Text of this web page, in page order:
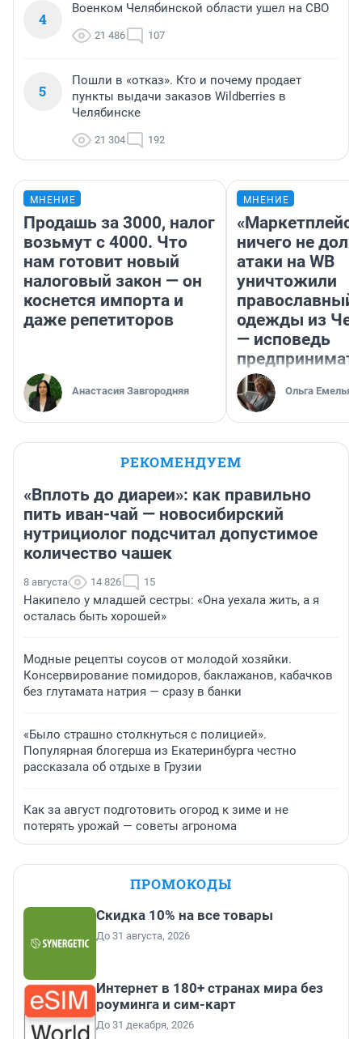
4
Военком Челябинской области ушел на СВО
21 486 107
5
Пошли в «отказ». Кто и почему продает
пункты выдачи заказов Wildberries в
Челябинске
21 304 192
МНЕНИЕ
Продашь за 3000, налог
возьмут с 4000. Что
нам готовит новый
налоговый закон — он
коснется импорта и
даже репетиторов
Анастасия Завгородняя
МНЕНИЕ
«Маркетплейс
ничего не
атаки на WB
уничтожили
православный
одежды из
— исповедь
Ольга
РЕКОМЕНДУЕМ
«Вплоть до диареи»: как правильно
пить иван-чай — новосибирский
нутрициолог подсчитал допустимое
количество чашек
8 августа 14 826 15
Накипело у младшей сестры: «Она уехала жить, а я
осталась быть хорошей»
Модные рецепты соусов от молодой хозяйки.
Консервирование помидоров, баклажанов, кабачков
без глутамата натрия — сразу в банки
«Было страшно столкнуться с полицией».
Популярная блогерша из Екатеринбурга честно
рассказала об отдыхе в Грузии
Как за август подготовить огород к зиме и не
потерять урожай — советы агронома
ПРОМОКОДЫ
Скидка 10% на все товары
До 31 августа, 2026
Интернет в 180+ странах мира без
роуминга и сим-карт
До 31 декабря, 2026